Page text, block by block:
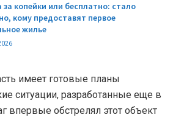
за копейки или бесплатно: стало
кому предоставят первое
жилье
имеет готовые планы
ситуации, разработанные еще в
впервые обстрелял этот объект